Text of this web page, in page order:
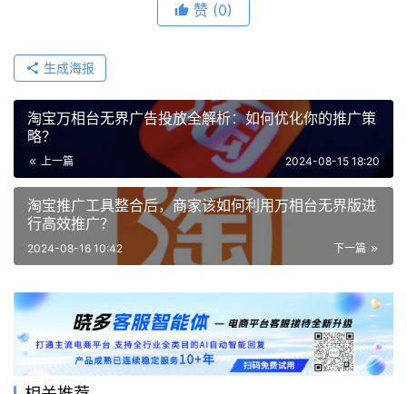
赞 (0)
生成海报
淘宝万相台无界广告投放全解析：如何优化你的推广策
略？
上一篇 2024-08-15 18:20
淘宝推广工具整合后，商家该如何利用万相台无界版进
行高效推广？
下一篇
2024-08-16 10:42